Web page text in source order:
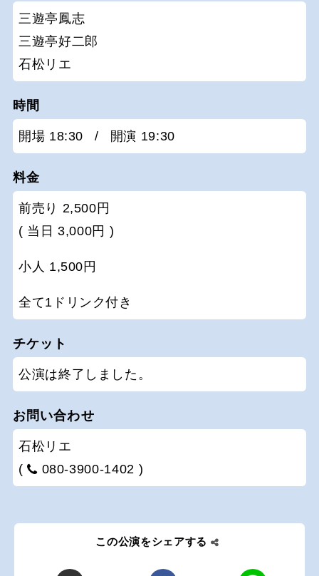
三遊亭鳳志
三遊亭好二郎
石松リエ
時間
開場 18:30 / 開演 19:30
料金
前売り 2,500円
( 当日 3,000円 )
小人 1,500円
全て1ドリンク付き
チケット
公演は終了しました。
お問い合わせ
石松リエ
(
080-3900-1402 )
この公演をシェアする